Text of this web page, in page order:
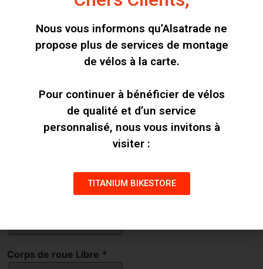
Rayons*
Corps de roue Libre *
Nous vous informons qu’Alsatrade ne
propose plus de services de montage
de vélos à la carte.
Pour continuer à bénéficier de vélos
de qualité et d’un service
personnalisé, nous vous invitons à
visiter :
TITANIUM BIKESTORE